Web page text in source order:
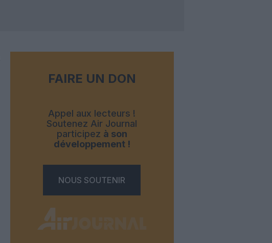
FAIRE UN DON
Appel aux lecteurs !
Soutenez Air Journal
participez à son
développement !
NOUS SOUTENIR